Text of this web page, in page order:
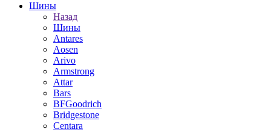
Шины
Назад
Шины
Antares
Aosen
Arivo
Armstrong
Attar
Bars
BFGoodrich
Bridgestone
Centara